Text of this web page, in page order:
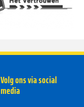
Volg ons via social
media